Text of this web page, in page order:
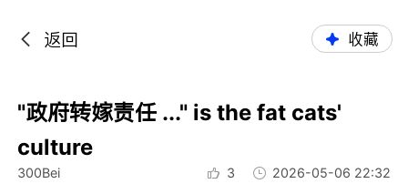
返回 收藏
"政府转嫁责任 ..." is the fat cats'
culture
300Bei 3 2026-05-06 22:32